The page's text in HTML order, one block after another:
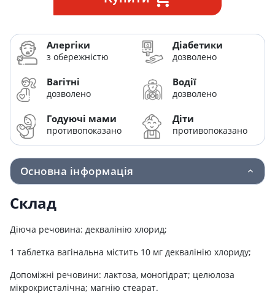
Алергіки
з обережністю
Діабетики
дозволено
Вагітні
дозволено
Водії
дозволено
Годуючі мами
противопоказано
Діти
противопоказано
Основна інформація
Склад
Діюча речовина: деквалінію хлорид;
1 таблетка вагінальна містить 10 мг деквалінію хлориду;
Допоміжні речовини: лактоза, моногідрат; целюлоза
мікрокристалічна; магнію стеарат.